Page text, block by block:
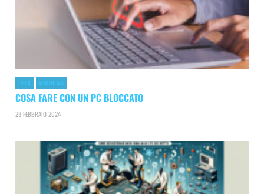
GEEK WINDOWS
COSA FARE CON UN PC BLOCCATO
23 FEBBRAIO 2024